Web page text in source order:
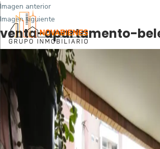
Imagen anterior
Imagen siguiente
venta-apartamento-